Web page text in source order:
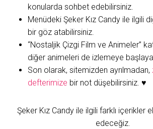
konularda sohbet edebilirsiniz.
Menüdeki Şeker Kız Candy ile ilgili
bir göz atabilirsiniz.
“Nostaljik Çizgi Film ve Animeler”
diğer animeleri de izlemeye
Son olarak, sitemizden ayrılmadan,
defterimize bir not düşebilirsiniz. ♥
Şeker Kız Candy ile ilgili farklı içerikler
edeceğiz.